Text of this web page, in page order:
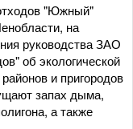
"Южный"
на
руководства ЗАО
об экологической
и пригородов
запах дыма,
а также